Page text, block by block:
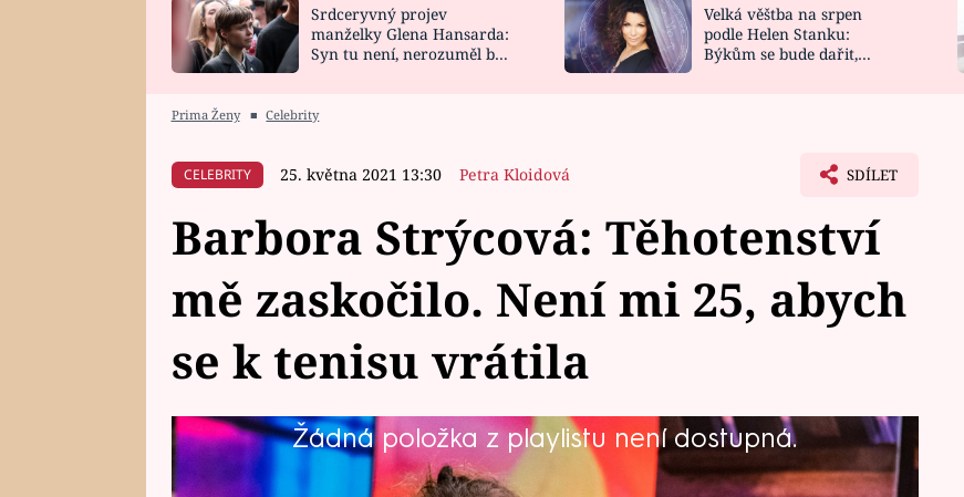
HOROSKOP NA
CELEBRITY
VAŘENÍ
NOVINKY
VIDEORECEPTY
DESIGN
Srdceryvný projev
manželky Glena Hansarda:
Syn tu není, nerozuměl by
Velká věštba na srpen
podle Helen Stanku:
Býkům se bude dařit,
Prima Ženy ■ Celebrity
CELEBRITY 25. května 2021 13:30 Petra Kloidová SDÍLET
Barbora Strýcová: Těhotenství
mě zaskočilo. Není mi 25, abych
se k tenisu vrátila
Žádná položka z playlistu není dostupná.
Tenistka Barbora Strýcová na jaře oznámila, že je těhotná a také se
rozhodla pro konec kariéry. Jedna z nejpracovitějších světových